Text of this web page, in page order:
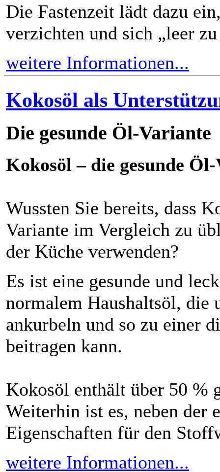
Die Fastenzeit lädt dazu
verzichten und sich „leer
weitere Informationen...
Kokosöl als
Die gesunde Öl-Variante
Kokosöl – die gesunde
Wussten Sie bereits, dass
Variante im Vergleich zu
der Küche verwenden?
Es ist eine gesunde und
normalem Haushaltsöl, die
ankurbeln und so zu einer
beitragen kann.
Kokosöl enthält über 50 %
Weiterhin ist es, neben der
Eigenschaften für den
weitere Informationen...